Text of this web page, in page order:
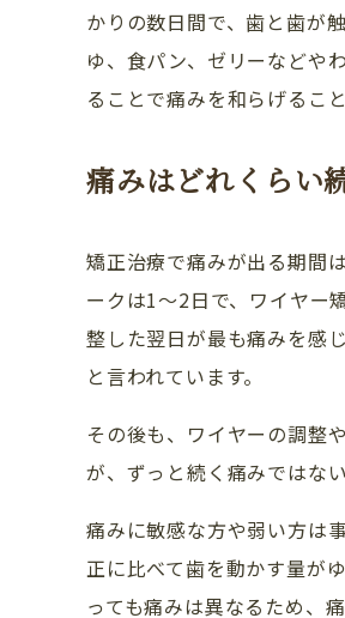
かりの数日間で、歯と歯が
ゆ、食パン、ゼリーなどや
ることで痛みを和らげるこ
痛みはどれくらい
矯正治療で痛みが出る期間
ークは1〜2日で、ワイヤー
整した翌日が最も痛みを感
と言われています。
その後も、ワイヤーの調整
が、ずっと続く痛みではな
痛みに敏感な方や弱い方は
正に比べて歯を動かす量が
っても痛みは異なるため、